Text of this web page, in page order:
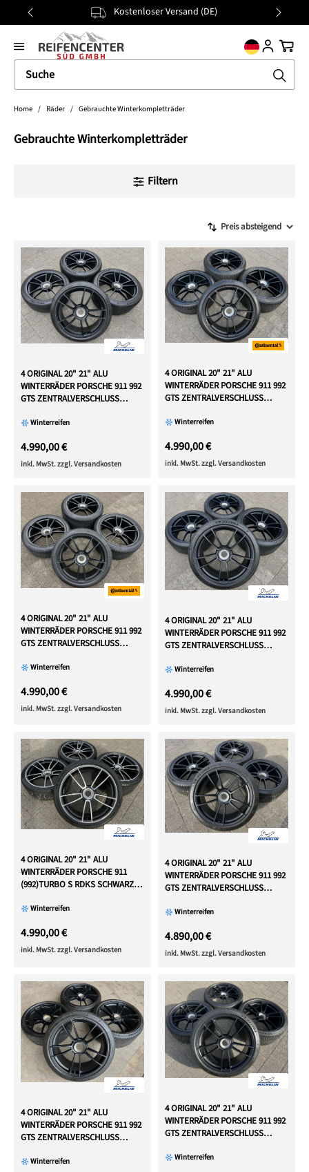
springen Kostenloser Versand (DE)
general.prev
Home / Räder / Gebrauchte Winterkompletträder
Gebrauchte Winterkompletträder
Filtern
4 ORIGINAL 20" 21" ALU
WINTERRÄDER PORSCHE 911 992
GTS ZENTRALVERSCHLUSS
Winterreifen
4.990,00 €
inkl. MwSt. zzgl. Versandkosten
4 ORIGINAL 20" 21" ALU
WINTERRÄDER PORSCHE 911 992
GTS ZENTRALVERSCHLUSS
Winterreifen
4.990,00 €
inkl. MwSt. zzgl. Versandkosten
4 ORIGINAL 20" 21" ALU
WINTERRÄDER PORSCHE 911 992
GTS ZENTRALVERSCHLUSS
Winterreifen
4.990,00 €
inkl. MwSt. zzgl. Versandkosten
4 ORIGINAL 20" 21" ALU
WINTERRÄDER PORSCHE 911 992
GTS ZENTRALVERSCHLUSS
Winterreifen
4.990,00 €
inkl. MwSt. zzgl. Versandkosten
4 ORIGINAL 20" 21" ALU
WINTERRÄDER PORSCHE 911
(992)TURBO S RDKS SCHWARZ
Winterreifen
4.990,00 €
inkl. MwSt. zzgl. Versandkosten
4 ORIGINAL 20" 21" ALU
WINTERRÄDER PORSCHE 911 992
GTS ZENTRALVERSCHLUSS
Winterreifen
4.890,00 €
inkl. MwSt. zzgl. Versandkosten
4 ORIGINAL 20" 21" ALU
WINTERRÄDER PORSCHE 911 992
GTS ZENTRALVERSCHLUSS
Winterreifen
4 ORIGINAL 20" 21" ALU
WINTERRÄDER PORSCHE 911 992
GTS ZENTRALVERSCHLUSS
Winterreifen